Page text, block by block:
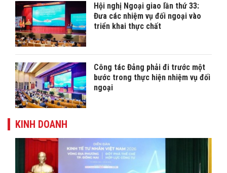
Hội nghị Ngoại giao lần thứ 33:
Đưa các nhiệm vụ đối ngoại vào
triển khai thực chất
Công tác Đảng phải đi trước một
bước trong thực hiện nhiệm vụ đối
ngoại
KINH DOANH